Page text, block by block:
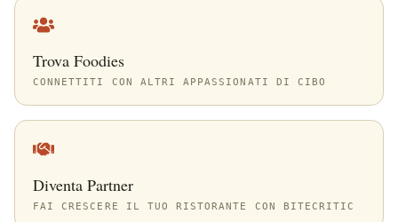
Trova Foodies
CONNETTITI CON ALTRI APPASSIONATI DI CIBO
Diventa Partner
FAI CRESCERE IL TUO RISTORANTE CON BITECRITIC